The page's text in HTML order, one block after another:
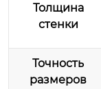
Толщина
стенки
Точность
размеров